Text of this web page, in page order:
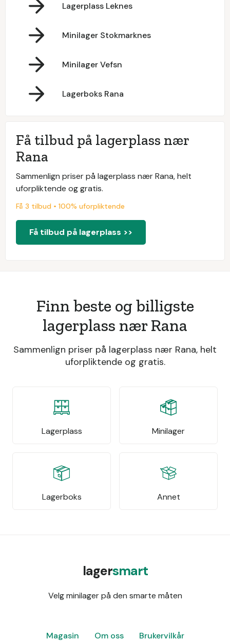
Lagerplass Leknes
Minilager Stokmarknes
Minilager Vefsn
Lagerboks Rana
Få tilbud på lagerplass nær
Rana
Sammenlign priser på lagerplass nær Rana, helt
uforpliktende og gratis.
Få 3 tilbud • 100% uforpliktende
Få tilbud på lagerplass >>
Finn beste og billigste
lagerplass nær Rana
Sammenlign priser på lagerplass nær Rana, helt
uforpliktende og gratis.
Lagerplass Minilager
Lagerboks Annet
lagersmart
Velg minilager på den smarte måten
Magasin Om oss Brukervilkår